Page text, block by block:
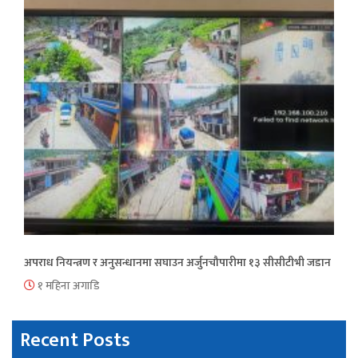
अपराध नियन्त्रण र अनुसन्धानमा सघाउन अर्जुनचौपारीमा १३ सीसीटीभी जडान
१ महिना अगाडि
Recent Posts